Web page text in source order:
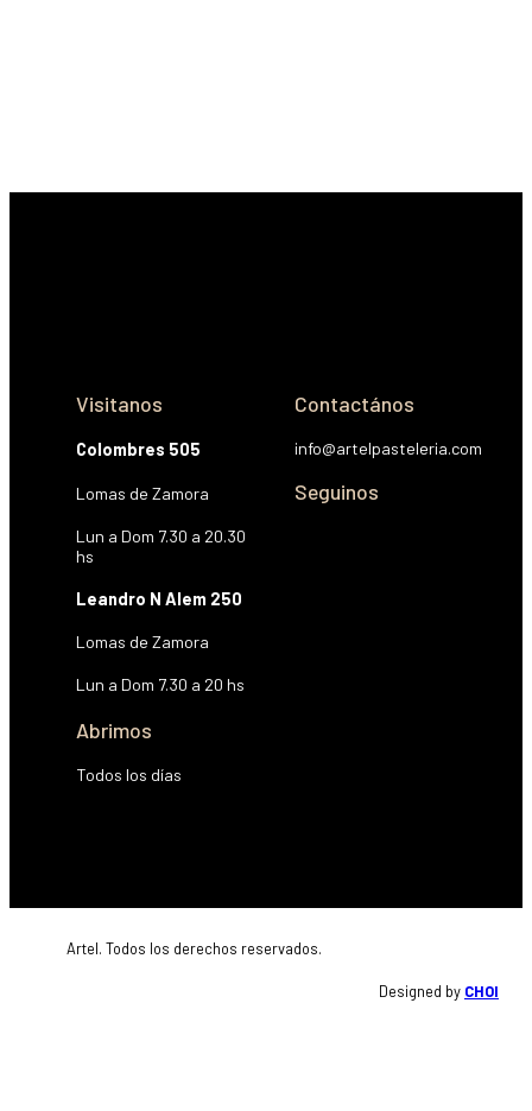
Visitanos
Colombres 505
Lomas de Zamora
Lun a Dom 7.30 a 20.30
hs
Leandro N Alem 250
Lomas de Zamora
Lun a Dom 7.30 a 20 hs
Abrimos
Todos los días
Contactános
info@artelpasteleria.com
Seguinos
Artel. Todos los derechos reservados.
Designed by CHOI